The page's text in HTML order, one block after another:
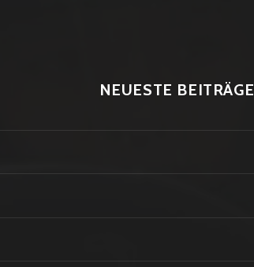
NEUESTE BEITRÄGE